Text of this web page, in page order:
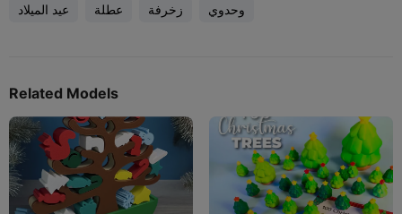
عيد الميلاد عطلة زخرفة وحدوي
Related Models